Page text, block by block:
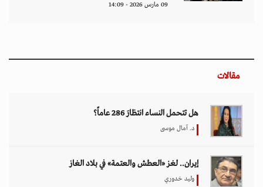
09 مارس 2026 - 14:09
مقالات
هل تتحمل النساء انتظارَ 286 عاماً؟
د. آمال موسى
إيران.. لغز «العطش والعتمة» في بلاد الغاز
وليد خدوري